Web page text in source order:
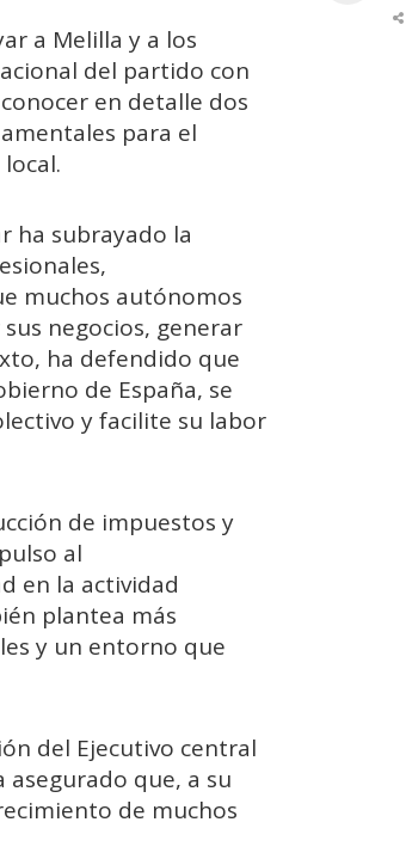
a Melilla y a los
del partido con
en detalle dos
para el
ha subrayado la
muchos autónomos
negocios, generar
ha defendido que
de España, se
y facilite su labor
de impuestos y
al
en la actividad
plantea más
y un entorno que
del Ejecutivo central
que, a su
de muchos